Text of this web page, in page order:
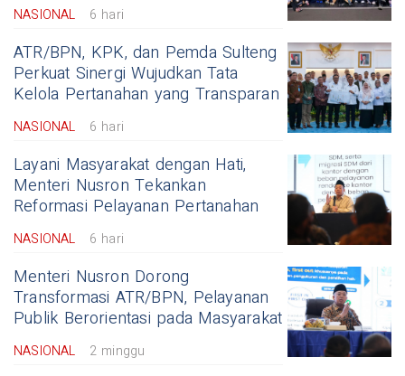
NASIONAL 6 hari
ATR/BPN, KPK, dan Pemda Sulteng
Perkuat Sinergi Wujudkan Tata
Kelola Pertanahan yang Transparan
NASIONAL 6 hari
Layani Masyarakat dengan Hati,
Menteri Nusron Tekankan
Reformasi Pelayanan Pertanahan
NASIONAL 6 hari
Menteri Nusron Dorong
Transformasi ATR/BPN, Pelayanan
Publik Berorientasi pada Masyarakat
NASIONAL 2 minggu